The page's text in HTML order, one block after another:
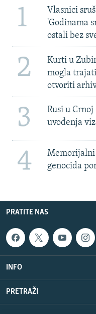
1
Vlasnici
'Godinama
ostali bez
2
Kurti u
mogla
otvoriti
3
Rusi u
uvođenja
4
Memorijalni
genocida
PRATITE NAS
INFO
PRETRAŽI